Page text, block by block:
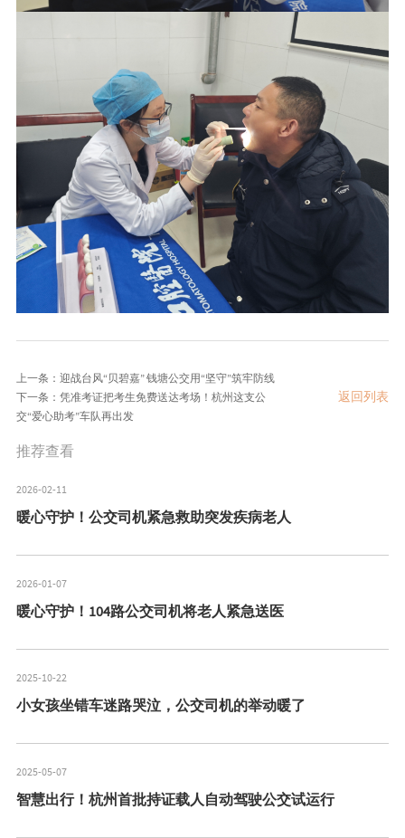
上一条：迎战台风“贝碧嘉” 钱塘公交用“坚守”筑牢防线
下一条：凭准考证把考生免费送达考场！杭州这支公
交“爱心助考”车队再出发
返回列表
推荐查看
2026-02-11
暖心守护！公交司机紧急救助突发疾病老人
2026-01-07
暖心守护！104路公交司机将老人紧急送医
2025-10-22
小女孩坐错车迷路哭泣，公交司机的举动暖了
2025-05-07
智慧出行！杭州首批持证载人自动驾驶公交试运行